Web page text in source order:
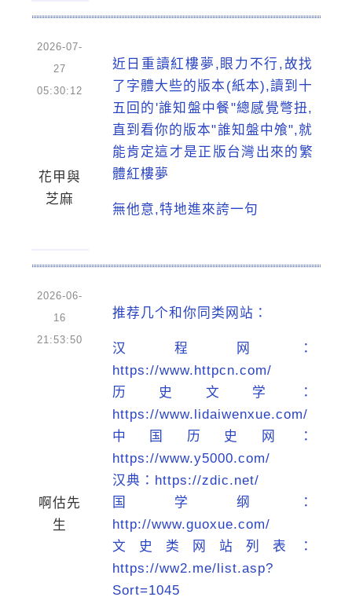
2026-07-
27
05:30:12
近日重讀紅樓夢,眼力不行,故找
了字體大些的版本(紙本),讀到十
五回的'誰知盤中餐"總感覺彆扭,
直到看你的版本"誰知盤中飧",就
能肯定這才是正版台灣出來的繁
體紅樓夢
無他意,特地進來誇一句
花甲與
芝麻
2026-06-
16
21:53:50
推荐几个和你同类网站：
汉程网：
https://www.httpcn.com/
历史文学：
https://www.lidaiwenxue.com/
中国历史网：
https://www.y5000.com/
汉典：https://zdic.net/
国学纲：
http://www.guoxue.com/
文史类网站列表：
https://ww2.me/list.asp?
Sort=1045
啊估先
生